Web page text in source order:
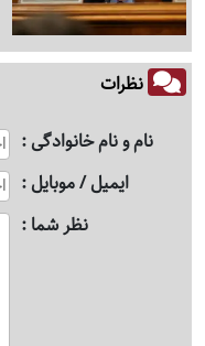
نظرات
نام و نام خانوادگی
ایمیل / موبایل
نظر شما